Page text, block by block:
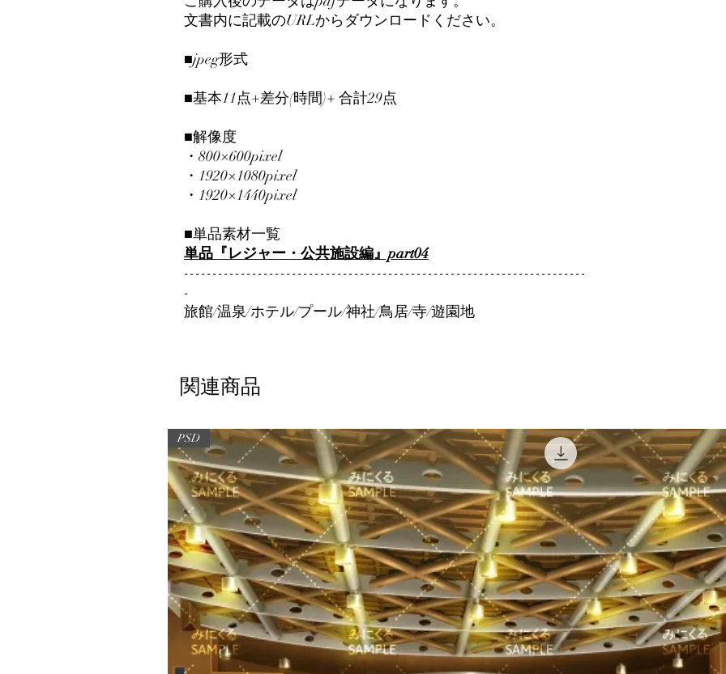
文書内に記載のURLからダウンロードください。
■jpeg形式
■基本11点+差分(時間)+ 合計29点
■解像度
・800×600pixel
・1920×1080pixel
・1920×1440pixel
■単品素材一覧
単品『レジャー・公共施設編』part04
-----------------------------------------------------------------------
-
旅館/温泉/ホテル/プール/神社/鳥居/寺/遊園地
関連商品
PSD